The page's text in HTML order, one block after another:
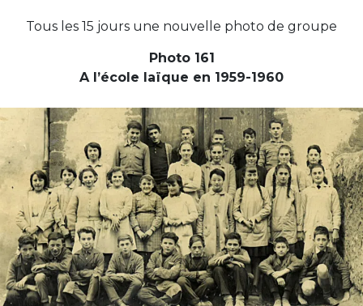
Tous les 15 jours une nouvelle photo de groupe
Photo 161
A l’école laïque en 1959-1960